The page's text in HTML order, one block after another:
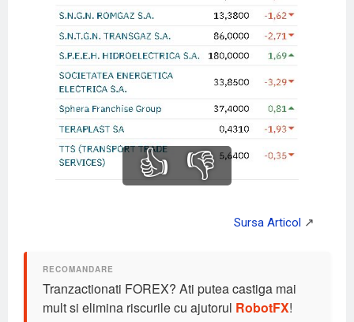
👍 👎
Tranzactionati FOREX? Ati putea castiga mai
mult si elimina riscurile cu ajutorul RobotFX!